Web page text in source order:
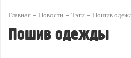
Главная Новости Тэги Пошив
Пошив одежды